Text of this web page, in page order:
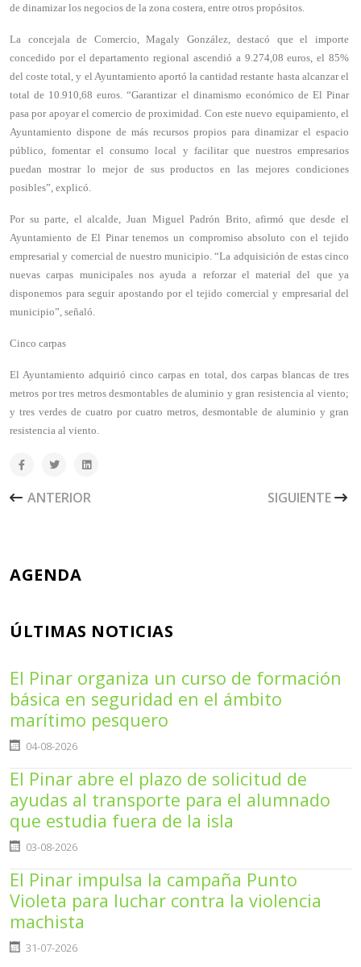
de dinamizar los negocios de la zona costera, entre otros propósitos.
La concejala de Comercio, Magaly González, destacó que el importe
concedido por el departamento regional ascendió a 9.274,08 euros, el 85%
del coste total, y el Ayuntamiento aportó la cantidad restante hasta alcanzar el
total de 10.910,68 euros. “Garantizar el dinamismo económico de El Pinar
pasa por apoyar el comercio de proximidad. Con este nuevo equipamiento, el
Ayuntamiento dispone de más recursos propios para dinamizar el espacio
público, fomentar el consumo local y facilitar que nuestros empresarios
puedan mostrar lo mejor de sus productos en las mejores condiciones
posibles”, explicó.
Por su parte, el alcalde, Juan Miguel Padrón Brito, afirmó que desde el
Ayuntamiento de El Pinar tenemos un compromiso absoluto con el tejido
empresarial y comercial de nuestro municipio. “La adquisición de estas cinco
nuevas carpas municipales nos ayuda a reforzar el material del que ya
disponemos para seguir apostando por el tejido comercial y empresarial del
municipio”, señaló.
Cinco carpas
El Ayuntamiento adquirió cinco carpas en total, dos carpas blancas de tres
metros por tres metros desmontables de aluminio y gran resistencia al viento;
y tres verdes de cuatro por cuatro metros, desmontable de aluminio y gran
resistencia al viento.
ARTÍCULO ANTERIOR: EL PINAR ACOGE UNA
ANTERIOR ARTÍCULO
SIGUIENTE
AGENDA
ÚLTIMAS NOTICIAS
El Pinar organiza un curso de formación
básica en seguridad en el ámbito
marítimo pesquero
Detalles
04-08-2026
El Pinar abre el plazo de solicitud de
ayudas al transporte para el alumnado
que estudia fuera de la isla
Detalles
03-08-2026
El Pinar impulsa la campaña Punto
Violeta para luchar contra la violencia
machista
Detalles
31-07-2026